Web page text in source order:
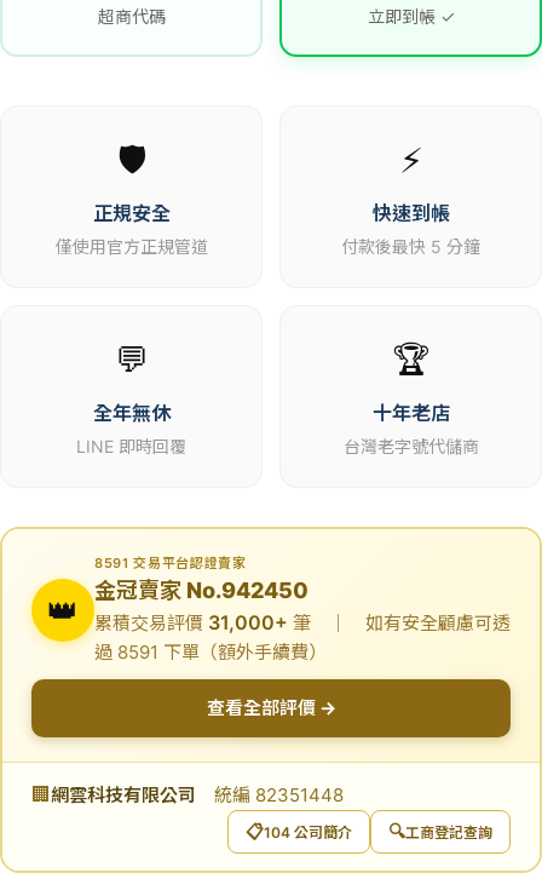
超商代碼
立即到帳 ✓
🛡️
正規安全
僅使用官方正規管道
⚡
快速到帳
付款後最快 5 分鐘
💬
全年無休
LINE 即時回覆
🏆
十年老店
台灣老字號代儲商
👑
8591 交易平台認證賣家
金冠賣家 No.942450
累積交易評價 31,000+ 筆 ｜ 如有安全顧慮可透
過 8591 下單（額外手續費）
查看全部評價 →
🏢 網雲科技有限公司 統編 82351448
📋104 公司簡介 🔍工商登記查詢